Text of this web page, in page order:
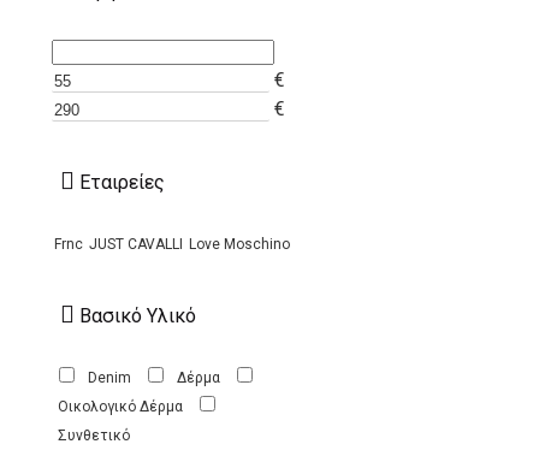
€
€
Εταιρείες
Frnc JUST CAVALLI Love Moschino
Βασικό Υλικό
Denim
Δέρμα
Οικολογικό Δέρμα
Συνθετικό